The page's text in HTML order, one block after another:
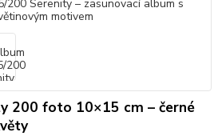
200 foto 10×15 cm – černé